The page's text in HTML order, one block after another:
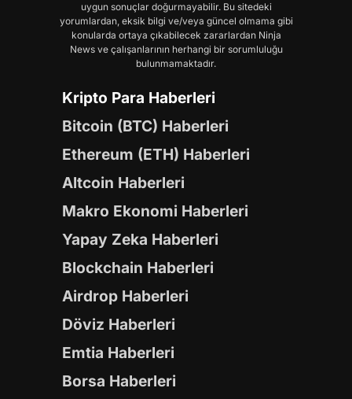
uygun sonuçlar doğurmayabilir. Bu sitedeki
yorumlardan, eksik bilgi ve/veya güncel olmama gibi
konularda ortaya çıkabilecek zararlardan Ninja
News ve çalışanlarının herhangi bir sorumluluğu
bulunmamaktadır.
Kripto Para Haberleri
Bitcoin (BTC) Haberleri
Ethereum (ETH) Haberleri
Altcoin Haberleri
Makro Ekonomi Haberleri
Yapay Zeka Haberleri
Blockchain Haberleri
Airdrop Haberleri
Döviz Haberleri
Emtia Haberleri
Borsa Haberleri